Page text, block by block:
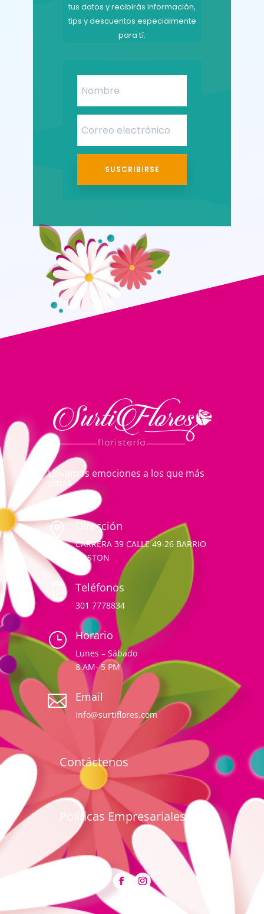
tus datos y recibirás información,
tips y descuentos especialmente
para tí.
SUSCRIBIRSE
Llevamos emociones a los que más
amas
 Dirección
CARRERA 39 CALLE 49-26 BARRIO
BOSTON
 Teléfonos
301 7778834
} Horario
Lunes – Sábado
8 AM- 5 PM
 Email
info@surtiflores.com
Contáctenos
Políticas Empresariales